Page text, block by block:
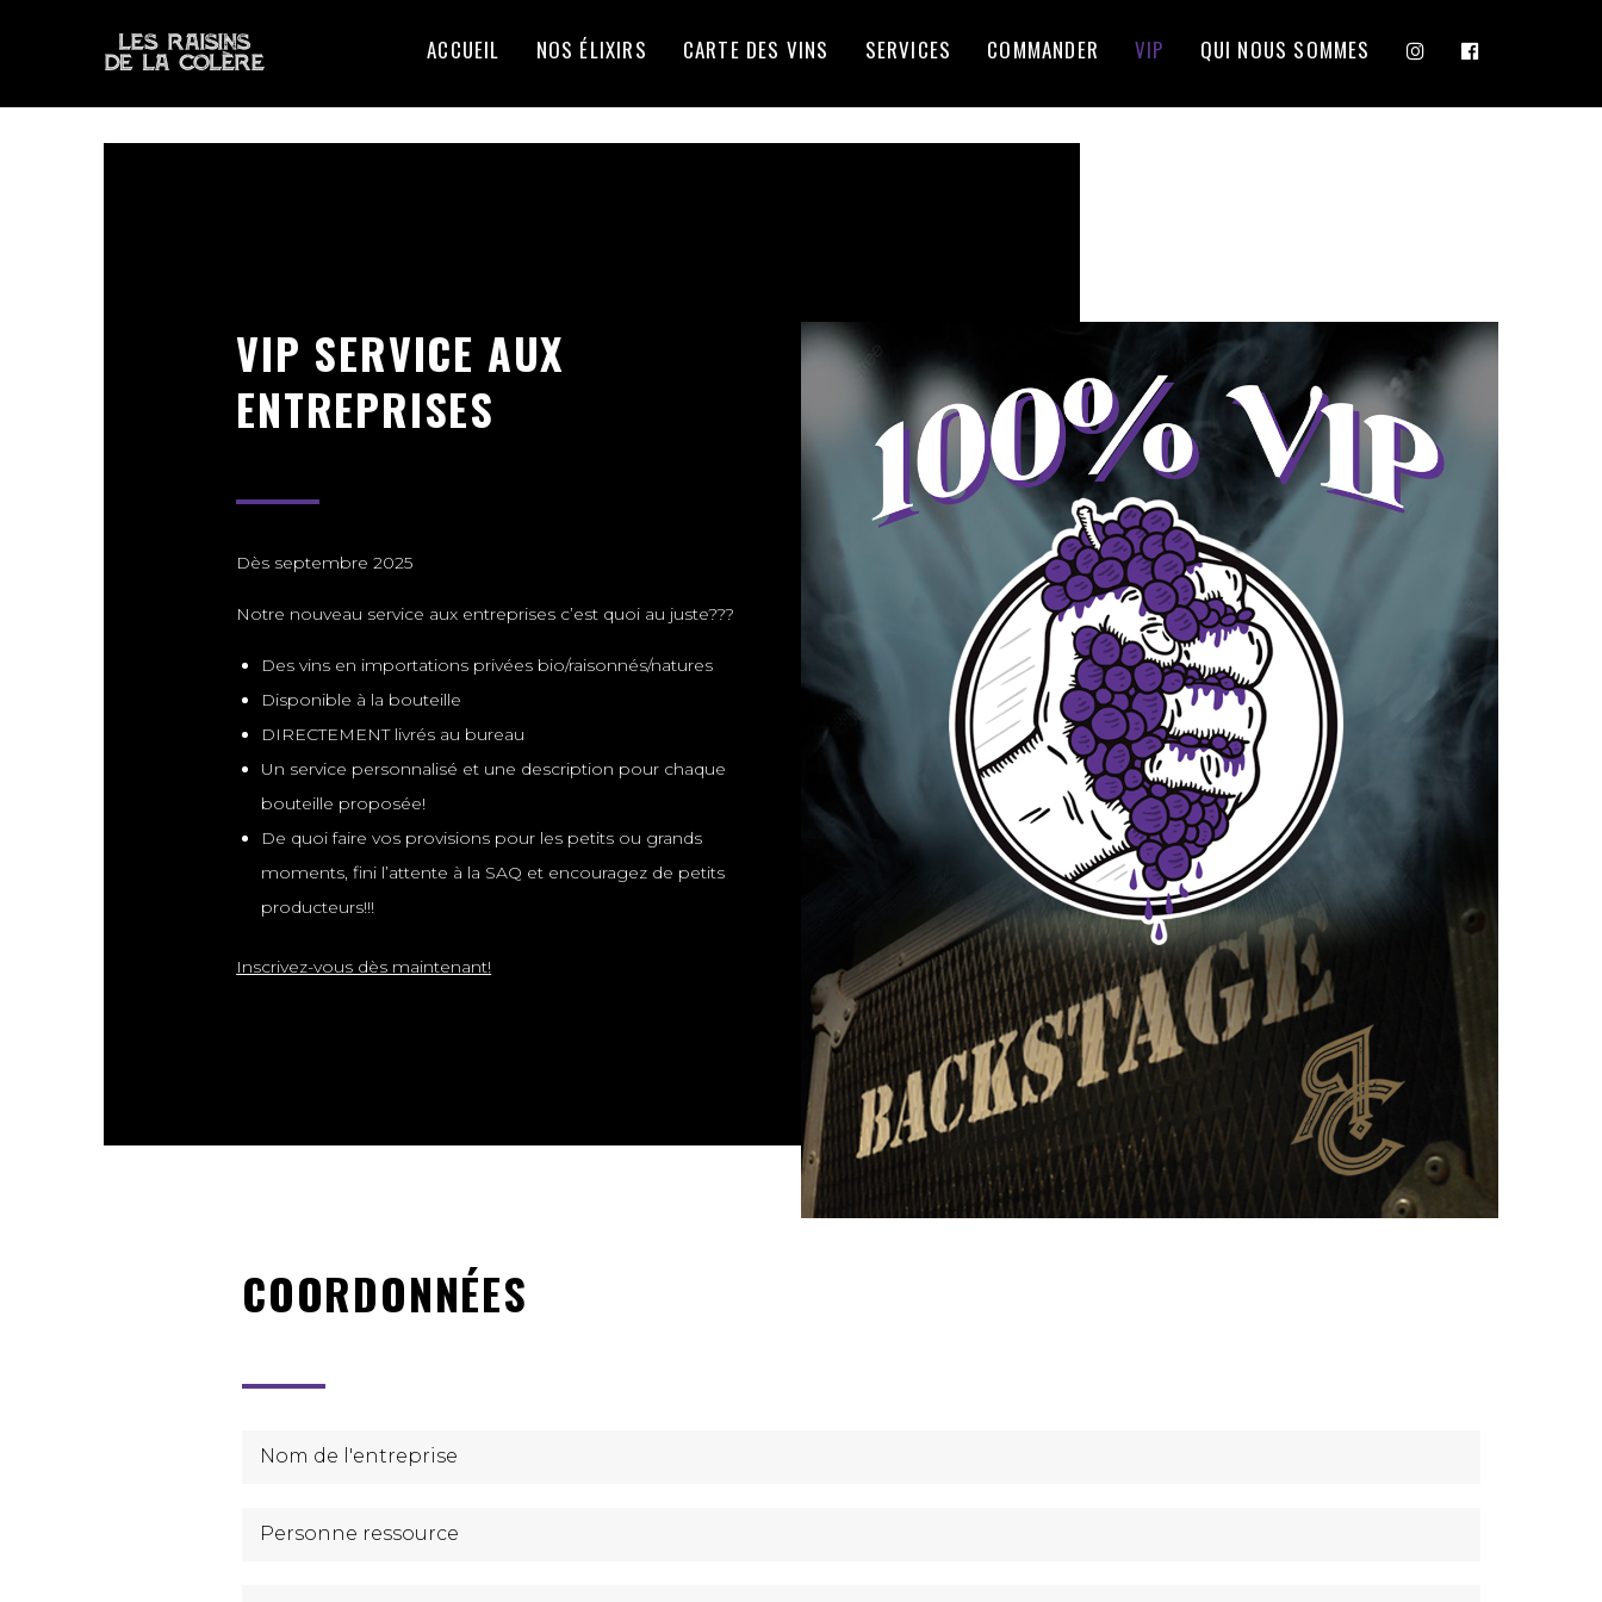
ACCUEIL NOS ÉLIXIRS CARTE DES VINS SERVICES COMMANDER VIP QUI NOUS SOMMES
VIP SERVICE AUX
ENTREPRISES
Dès septembre 2025
Notre nouveau service aux entreprises c’est quoi au juste???
Des vins en importations privées bio/raisonnés/natures
Disponible à la bouteille
DIRECTEMENT livrés au bureau
Un service personnalisé et une description pour chaque
bouteille proposée!
De quoi faire vos provisions pour les petits ou grands
moments, fini l’attente à la SAQ et encouragez de petits
producteurs!!!
Inscrivez-vous dès maintenant!
COORDONNÉES